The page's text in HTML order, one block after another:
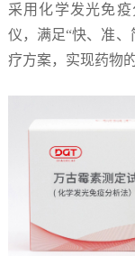
采用化学发光免
仪，满足“快、准、
疗方案，实现药物